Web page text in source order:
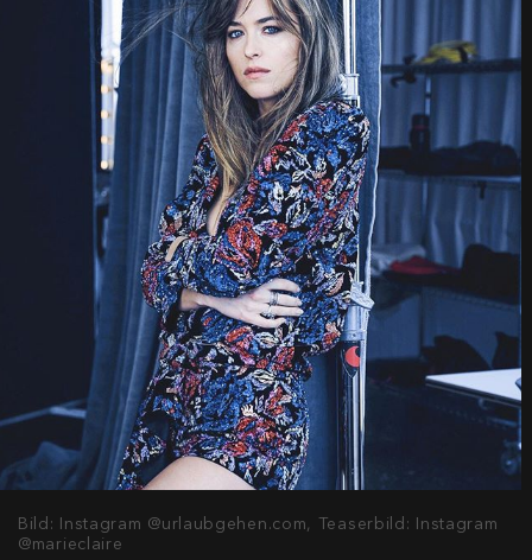
Bild: Instagram @urlaubgehen.com, Teaserbild: Instagram
@marieclaire